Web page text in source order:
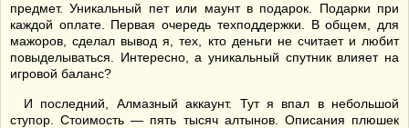
предмет. Уникальный пет или маунт в подарок. Подарки при
каждой оплате. Первая очередь техподдержки. В общем, для
мажоров, сделал вывод я, тех, кто деньги не считает и любит
повыделываться. Интересно, а уникальный спутник влияет на
игровой баланс?
И последний, Алмазный аккаунт. Тут я впал в небольшой
ступор. Стоимость — пять тысяч алтынов. Описания плюшек